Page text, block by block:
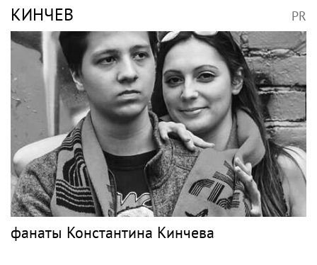
ГУАП разработал нейросеть для подбора
обуви по фото стопы
СЕРГУНИНА PR